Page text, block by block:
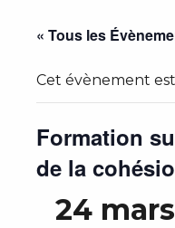
« Tous les
Cet évènement est
Formation
de la
24 mars